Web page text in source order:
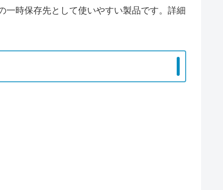
一時保存先として使いやすい製品です。詳細